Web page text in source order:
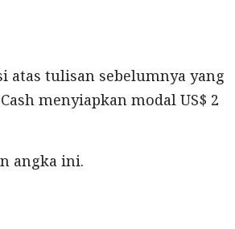
atas tulisan sebelumnya yang
menyiapkan modal US$ 2
angka ini.